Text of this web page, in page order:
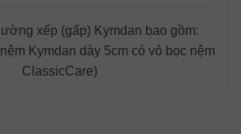
xếp (gấp) Kymdan bao gồm:
Kymdan dày 5cm có vỏ bọc nệm
ClassicCare)